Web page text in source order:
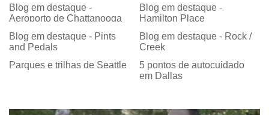
Blog em destaque -
Aeroporto de Chattanooga
Blog em destaque -
Hamilton Place
Blog em destaque - Pints ​​
and Pedals
Blog em destaque - Rock /
Creek
Parques e trilhas de Seattle
5 pontos de autocuidado
em Dallas